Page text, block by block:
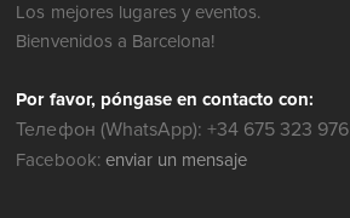
Los mejores lugares y eventos.
Bienvenidos a Barcelona!
Por favor, póngase en contacto con:
Телефон (WhatsApp): +34 675 323 976
Facebook: enviar un mensaje